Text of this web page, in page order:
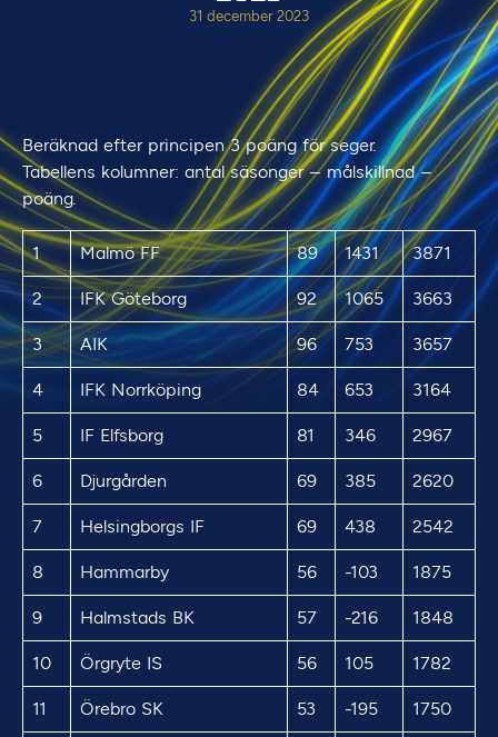
31 december 2023
Beräknad efter principen 3 poäng för seger.
Tabellens kolumner: antal säsonger – målskillnad –
poäng.
1 Malmö FF 89 1431 3871
2 IFK Göteborg 92 1065 3663
3 AIK 96 753 3657
4 IFK Norrköping 84 653 3164
5 IF Elfsborg 81 346 2967
6 Djurgården 69 385 2620
7 Helsingborgs IF 69 438 2542
8 Hammarby 56 -103 1875
9 Halmstads BK 57 -216 1848
10 Örgryte IS 56 105 1782
11 Örebro SK 53 -195 1750